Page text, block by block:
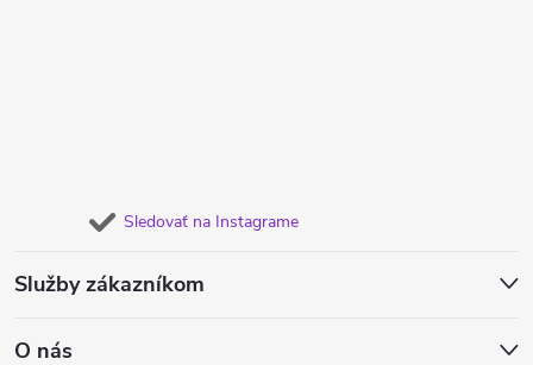
Sledovať na Instagrame
Služby zákazníkom
O nás